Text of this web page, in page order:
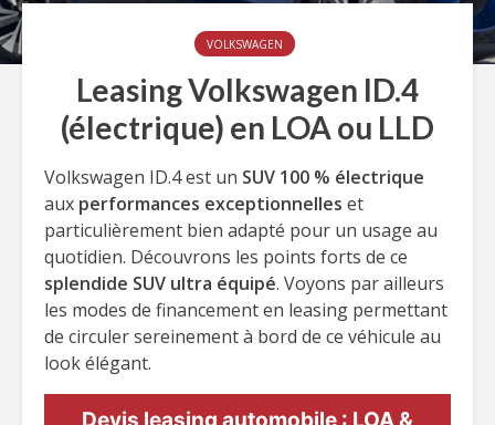
VOLKSWAGEN
Leasing Volkswagen ID.4
(électrique) en LOA ou LLD
Volkswagen ID.4 est un SUV 100 % électrique
aux performances exceptionnelles et
particulièrement bien adapté pour un usage au
quotidien. Découvrons les points forts de ce
splendide SUV ultra équipé. Voyons par ailleurs
les modes de financement en leasing permettant
de circuler sereinement à bord de ce véhicule au
look élégant.